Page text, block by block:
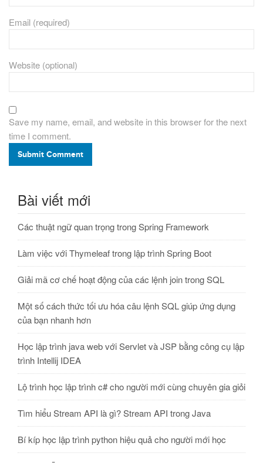
Email (required)
Website (optional)
Save my name, email, and website in this browser for the next
time I comment.
Submit Comment
Bài viết mới
Các thuật ngữ quan trọng trong Spring Framework
Làm việc với Thymeleaf trong lập trình Spring Boot
Giải mã cơ chế hoạt động của các lệnh join trong SQL
Một số cách thức tối ưu hóa câu lệnh SQL giúp ứng dụng
của bạn nhanh hơn
Học lập trình java web với Servlet và JSP bằng công cụ lập
trình Intellij IDEA
Lộ trình học lập trình c# cho người mới cùng chuyên gia giỏi
Tìm hiểu Stream API là gì? Stream API trong Java
Bí kíp học lập trình python hiệu quả cho người mới học